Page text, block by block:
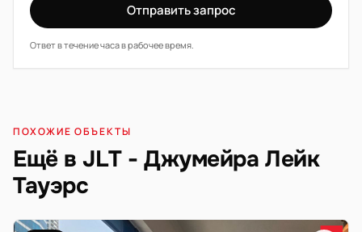
Отправить запрос
Ответ в течение часа в рабочее время.
ПОХОЖИЕ ОБЪЕКТЫ
Ещё в JLT - Джумейра Лейк
Тауэрс